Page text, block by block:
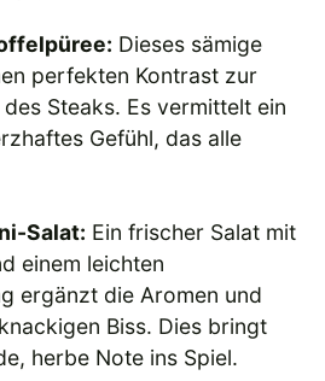
Dieses sämige
perfekten Kontrast zur
Steaks. Es vermittelt ein
Gefühl, das alle
Salat: Ein frischer Salat mit
einem leichten
ergänzt die Aromen und
Biss. Dies bringt
herbe Note ins Spiel.